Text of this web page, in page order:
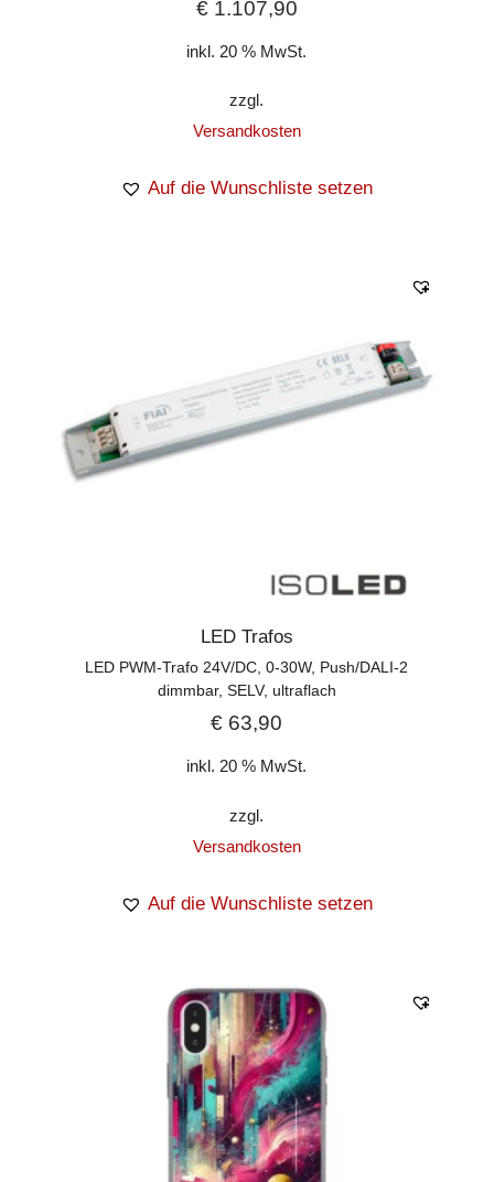
€1.107,90
inkl. 20 % MwSt.
zzgl.
Versandkosten
Auf die Wunschliste setzen
LED Trafos
LED PWM-Trafo 24V/DC, 0-30W, Push/DALI-2
dimmbar, SELV, ultraflach
€ 63,90
inkl. 20 % MwSt.
zzgl.
Versandkosten
Auf die Wunschliste setzen